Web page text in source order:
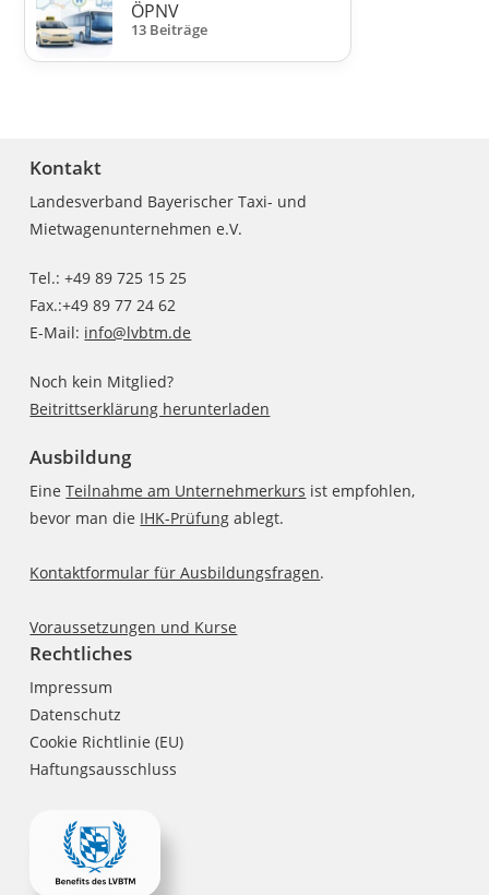
ÖPNV
13 Beiträge
Kontakt
Landesverband Bayerischer Taxi- und
Mietwagenunternehmen e.V.
Tel.: +49 89 725 15 25
Fax.:+49 89 77 24 62
E-Mail: info@lvbtm.de
Noch kein Mitglied?
Beitrittserklärung herunterladen
Ausbildung
EineTeilnahme am Unternehmerkurs ist empfohlen,
bevor man die IHK-Prüfung ablegt.
Kontaktformular für Ausbildungsfragen.
Voraussetzungen und Kurse
Rechtliches
Impressum
Datenschutz
Cookie Richtlinie (EU)
Haftungsausschluss